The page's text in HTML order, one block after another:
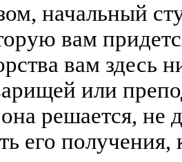
начальный
вам
вам здесь
или
решается, не
его получения,